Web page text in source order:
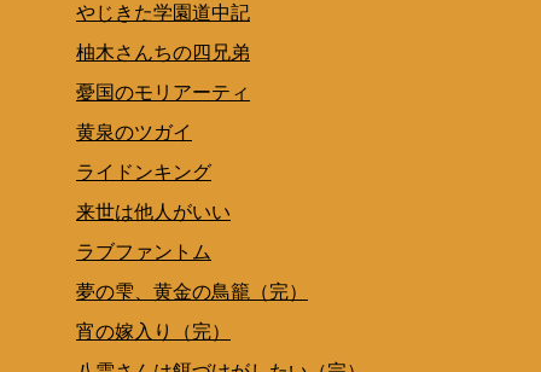
やじきた学園道中記
柚木さんちの四兄弟
憂国のモリアーティ
黄泉のツガイ
ライドンキング
来世は他人がいい
ラブファントム
夢の雫、黄金の鳥籠（完）
宵の嫁入り（完）